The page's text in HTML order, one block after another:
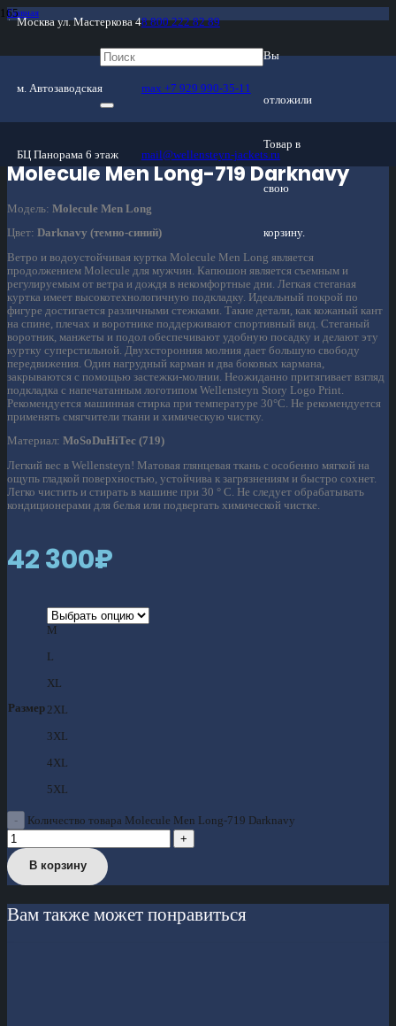
Москва ул. Мастеркова 4
м. Автозаводская
БЦ Панорама 6 этаж
8 800 222 82 89
max +7 929 990-35-11
mail@wellensteyn-jackets.ru
Вы
отложили
Товар в
свою
корзину.
Главная
/
Мужские куртки
Molecule Men Long-719 Darknavy
Molecule Men Long-719 Darknavy
Модель: Molecule Men Long
Цвет: Darknavy (темно-синий)
Ветро и водоустойчивая куртка Molecule Men Long является
продолжением Molecule для мужчин. Капюшон является съемным и
регулируемым от ветра и дождя в некомфортные дни. Легкая стеганая
куртка имеет высокотехнологичную подкладку. Идеальный покрой по
фигуре достигается различными стежками. Такие детали, как кожаный кант
на спине, плечах и воротнике поддерживают спортивный вид. Стеганый
воротник, манжеты и подол обеспечивают удобную посадку и делают эту
куртку суперстильной. Двухсторонняя молния дает большую свободу
передвижения. Один нагрудный карман и два боковых кармана,
закрываются с помощью застежки-молнии. Неожиданно притягивает взгляд
подкладка с напечатанным логотипом Wellensteyn Story Logo Print.
Рекомендуется машинная стирка при температуре 30°С. Не рекомендуется
применять смягчители ткани и химическую чистку.
Материал: MoSoDuHiTec (719)
Легкий вес в Wellensteyn! Матовая глянцевая ткань с особенно мягкой на
ощупь гладкой поверхностью, устойчива к загрязнениям и быстро сохнет.
Легко чистить и стирать в машине при 30 ° C. Не следует обрабатывать
кондиционерами для белья или подвергать химической чистке.
42 300₽
Размер
M
L
XL
2XL
3XL
4XL
5XL
Количество товара Molecule Men Long-719 Darknavy
В корзину
Вам также может понравиться